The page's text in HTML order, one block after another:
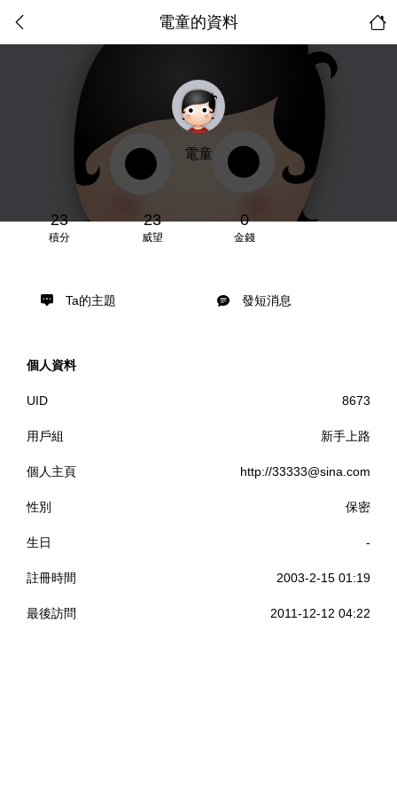
電童的資料
電童
23
積分
23
威望
0
金錢
Ta的主題 發短消息
個人資料
UID 8673
用戶組 新手上路
個人主頁 http://33333@sina.com
性別 保密
生日 -
註冊時間 2003-2-15 01:19
最後訪問 2011-12-12 04:22